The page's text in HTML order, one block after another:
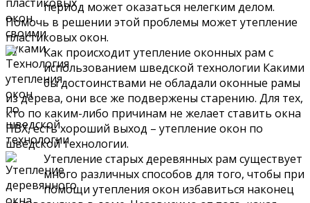
период может оказаться нелегким делом.
Помочь в решении этой проблемы может утепление
пластиковых окон.
Как происходит утепление оконных рам с
использованием шведской технологии Какими
бы достоинствами не обладали оконные рамы
из дерева, они все же подвержены старению. Для тех,
кто по каким-либо причинам не желает ставить окна
ПВХ, есть хороший выход – утепление окон по
шведской технологии.
Утепление старых деревянных рам существует
много различных способов для того, чтобы при
помощи утепления окон избавиться наконец